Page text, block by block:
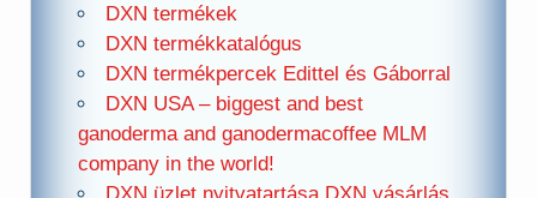
DXN termékek
DXN termékkatalógus
DXN termékpercek Edittel és Gáborral
DXN USA – biggest and best
ganoderma and ganodermacoffee MLM
company in the world!
DXN üzlet nyitvatartása DXN vásárlás